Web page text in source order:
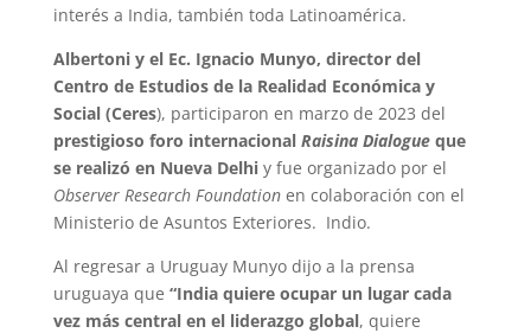
interés a India, también toda Latinoamérica.
Albertoni y el Ec. Ignacio Munyo, director del
Centro de Estudios de la Realidad Económica y
Social (Ceres), participaron en marzo de 2023 del
prestigioso foro internacional Raisina Dialogueque
se realizó en Nueva Delhiy fue organizado por el
Observer Research Foundationen colaboración con el
Ministerio de Asuntos Exteriores. Indio.
Al regresar a Uruguay Munyo dijo a la prensa
uruguaya que “India quiere ocupar un lugar cada
vez más central en el liderazgo global, quiere